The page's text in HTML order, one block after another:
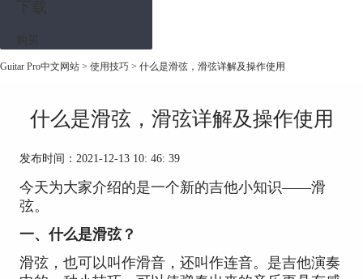
Guitar Pro中文网站 > 使用技巧 > 什么是滑弦，滑弦详解及操作使用
什么是滑弦，滑弦详解及操作使用
发布时间：2021-12-13 10: 46: 39
今天为大家介绍的是一个新的吉他小知识——滑
弦。
一、什么是滑弦？
滑弦，也可以叫作滑音，还叫作连音。是吉他演奏